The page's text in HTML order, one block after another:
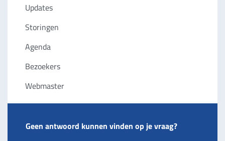
Updates
Storingen
Agenda
Bezoekers
Webmaster
Geen antwoord kunnen vinden op je vraag?